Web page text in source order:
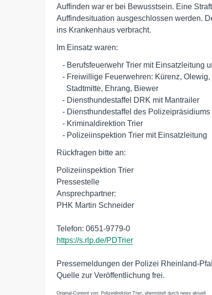
Auffinden war er bei Bewusstsein. Eine
Auffindesituation ausgeschlossen werden.
ins Krankenhaus verbracht.
Im Einsatz waren:
   - Polizeiinspektion Trier mit Einsatzleitung
Rückfragen bitte an:
Polizeiinspektion Trier
Pressestelle
Ansprechpartner:
PHK Martin Schneider
Telefon: 0651-9779-0
https://s.rlp.de/PDTrier
Pressemeldungen der Polizei Rheinland-
Quelle zur Veröffentlichung frei.
Original-Content von: Polizeidirektion Trier, übermittelt durch news aktuell